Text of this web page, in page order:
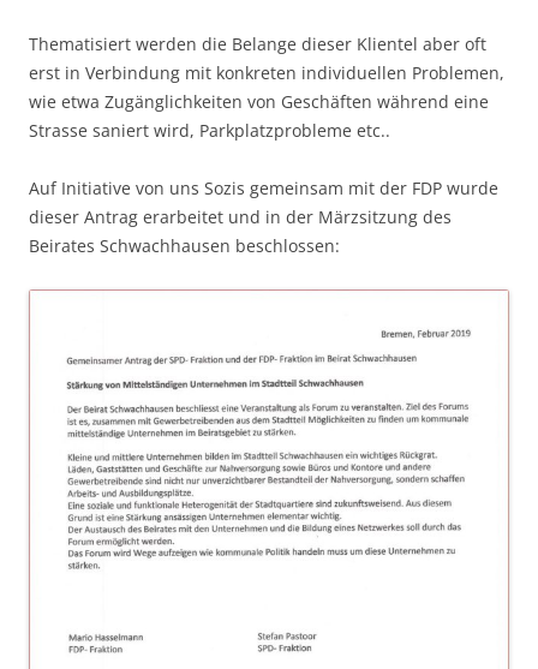
Thematisiert werden die Belange dieser Klientel aber oft
erst in Verbindung mit konkreten individuellen Problemen,
wie etwa Zugänglichkeiten von Geschäften während eine
Strasse saniert wird, Parkplatzprobleme etc..
Auf Initiative von uns Sozis gemeinsam mit der FDP wurde
dieser Antrag erarbeitet und in der Märzsitzung des
Beirates Schwachhausen beschlossen: